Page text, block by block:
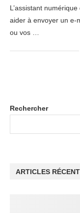
L’assistant
aider à envoyer un e-
ou vos …
Rechercher
ARTICLES